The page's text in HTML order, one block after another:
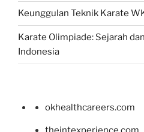
Keunggulan Teknik Karate
Karate Olimpiade: Sejarah
Indonesia
okhealthcareers.com